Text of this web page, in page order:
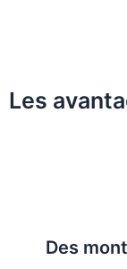
Les
Des